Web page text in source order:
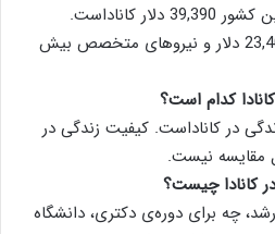
میانگین حقوق سالیانه در این كشور 39,390 دلار كاناداست.
تازه‌كارها درآمدی بالغ بر 23,400 دلار و نیروهای متخصص بیش
كدام است؟
در كاناداست. كیفیت زندگی در
مقایسه نیست.
كانادا چیست؟
چه برای دوره‌ی دكتری، دانشگاه